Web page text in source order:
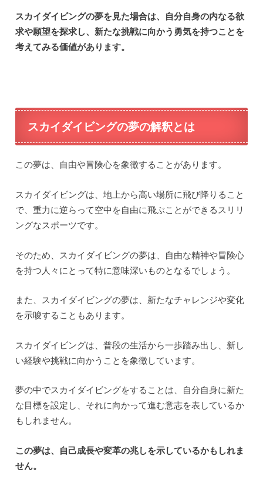
スカイダイビングの夢を見た場合は、自分自身の内なる欲
求や願望を探求し、新たな挑戦に向かう勇気を持つことを
考えてみる価値があります。
スカイダイビングの夢の解釈とは
この夢は、自由や冒険心を象徴することがあります。
スカイダイビングは、地上から高い場所に飛び降りること
で、重力に逆らって空中を自由に飛ぶことができるスリリ
ングなスポーツです。
そのため、スカイダイビングの夢は、自由な精神や冒険心
を持つ人々にとって特に意味深いものとなるでしょう。
また、スカイダイビングの夢は、新たなチャレンジや変化
を示唆することもあります。
スカイダイビングは、普段の生活から一歩踏み出し、新し
い経験や挑戦に向かうことを象徴しています。
夢の中でスカイダイビングをすることは、自分自身に新た
な目標を設定し、それに向かって進む意志を表しているか
もしれません。
この夢は、自己成長や変革の兆しを示しているかもしれま
せん。